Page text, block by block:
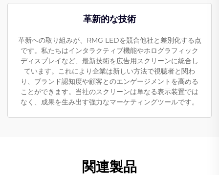
革新的な技術
革新への取り組みが、RMG LEDを競合他社と差別化する点
です。私たちはインタラクティブ機能やホログラフィック
ディスプレイなど、最新技術を広告用スクリーンに統合し
ています。これにより企業は新しい方法で視聴者と関わ
り、ブランド認知度や顧客とのエンゲージメントを高める
ことができます。当社のスクリーンは単なる表示装置では
なく、成果を生み出す強力なマーケティングツールです。
関連製品